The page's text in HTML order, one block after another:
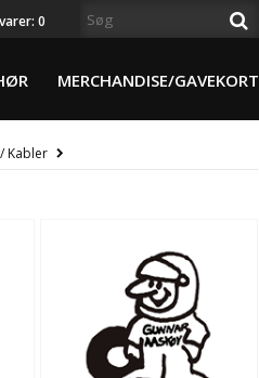
0
MERCHANDISE/GAVEKORT
Kabler